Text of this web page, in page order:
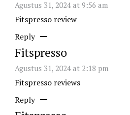
Agustus 31, 2024 at 9:56 am
Fitspresso review
Reply
Fitspresso
Agustus 31, 2024 at 2:18 pm
Fitspresso reviews
Reply